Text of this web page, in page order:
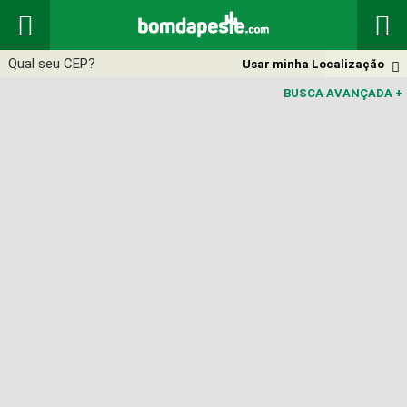
 

Usar minha Localização
BUSCA AVANÇADA +